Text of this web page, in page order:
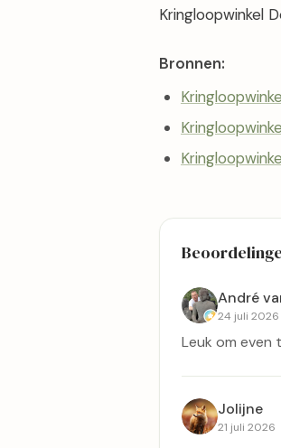
Kringloopwinkel
Bronnen:
André
24 juli 2026
Leuk om even
Jolijne
21 juli 2026